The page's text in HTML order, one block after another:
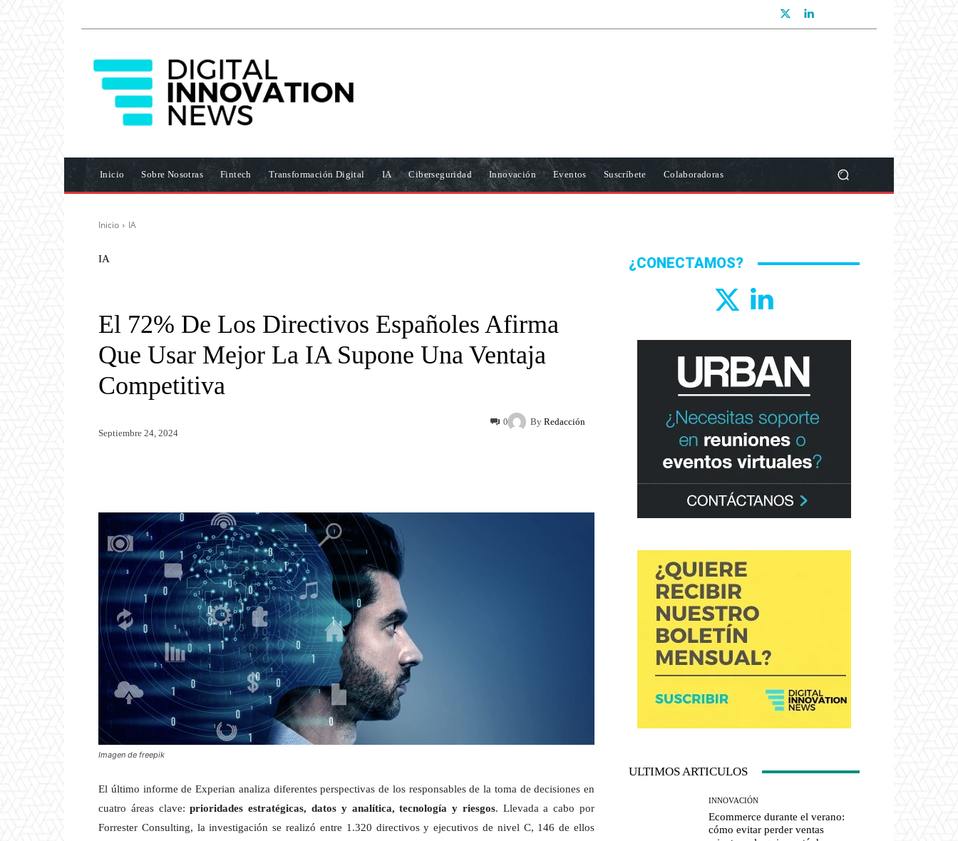
Inicio Sobre Nosotras Fintech Transformación Digital IA Ciberseguridad Innovación Eventos Suscríbete Colaboradoras
Inicio IA
IA
El 72% De Los Directivos Españoles Afirma
Que Usar Mejor La IA Supone Una Ventaja
Competitiva
By Redacción
Septiembre 24, 2024
0
Imagen de freepik
El último informe de Experian analiza diferentes perspectivas de los responsables de la toma de decisiones en
cuatro áreas clave:prioridades estratégicas, datos y analítica, tecnología y riesgos. Llevada a cabo por
Forrester Consulting, la investigación se realizó entre 1.320 directivos y ejecutivos de nivel C, 146 de ellos
¿CONECTAMOS?
ULTIMOS ARTICULOS
INNOVACIÓN
Ecommerce durante el verano:
cómo evitar perder ventas